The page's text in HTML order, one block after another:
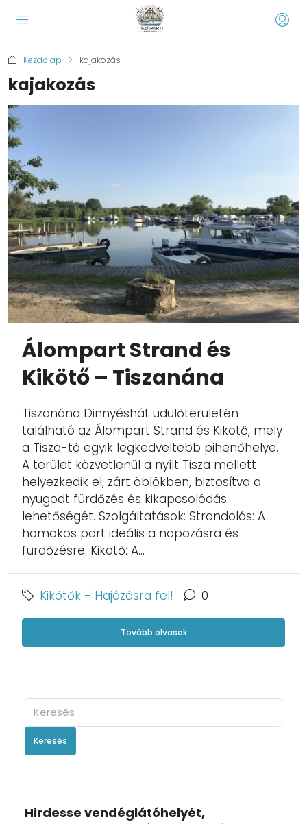
Kezdőlap kajakozás
kajakozás
Álompart Strand és
Kikötő – Tiszanána
Tiszanána Dinnyéshát üdülőterületén
található az Álompart Strand és Kikötő, mely
a Tisza-tó egyik legkedveltebb pihenőhelye.
A terület közvetlenül a nyílt Tisza mellett
helyezkedik el, zárt öblökben, biztosítva a
nyugodt fürdőzés és kikapcsolódás
lehetőségét. Szolgáltatások: Strandolás: A
homokos part ideális a napozásra és
fürdőzésre. Kikötő: A...
Kikötők - Hajózásra fel! 0
Tovább olvasok
Keresés
Hirdesse vendéglátóhelyét,